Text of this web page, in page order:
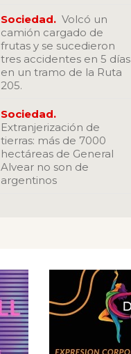
Sociedad. Volcó un
camión cargado de
frutas y se sucedieron
tres accidentes en 5 días
en un tramo de la Ruta
205.
Sociedad.
Extranjerización de
tierras: más de 7000
hectáreas de General
Alvear no son de
argentinos